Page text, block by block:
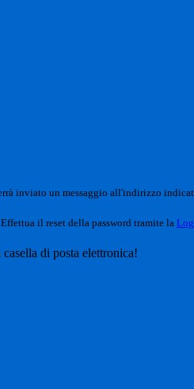
inviato un messaggio all'indirizzo
il reset della password tramite la
di posta elettronica!